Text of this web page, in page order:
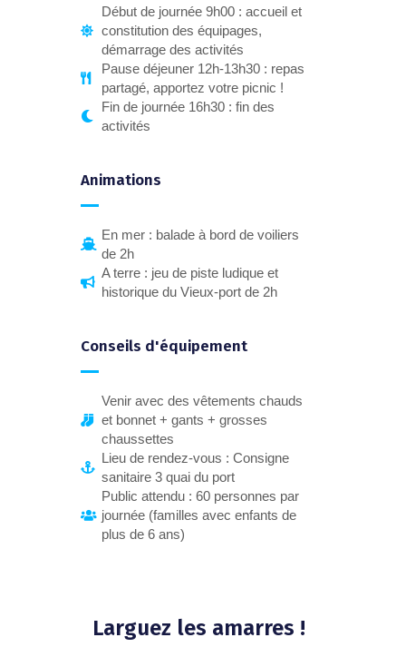
Début de journée 9h00 : accueil et
constitution des équipages,
démarrage des activités
Pause déjeuner 12h-13h30 : repas
partagé, apportez votre picnic !
Fin de journée 16h30 : fin des
activités
Animations
En mer : balade à bord de voiliers
de 2h
A terre : jeu de piste ludique et
historique du Vieux-port de 2h
Conseils d'équipement
Venir avec des vêtements chauds
et bonnet + gants + grosses
chaussettes
Lieu de rendez-vous : Consigne
sanitaire 3 quai du port
Public attendu : 60 personnes par
journée (familles avec enfants de
plus de 6 ans)
Larguez les amarres !